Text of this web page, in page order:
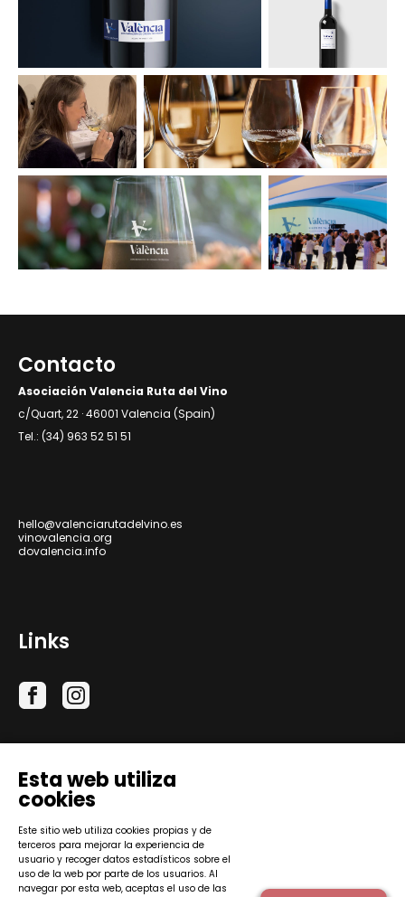
Esta web utiliza
cookies
Este sitio web utiliza cookies propias y de
terceros para mejorar la experiencia de
usuario y recoger datos estadísticos sobre el
uso de la web por parte de los usuarios. Al
navegar por esta web, aceptas el uso de las
Contacto
Asociación Valencia Ruta del Vino
c/Quart, 22 · 46001 Valencia (Spain)
Tel.: (34) 963 52 51 51
hello@valenciarutadelvino.es
vinovalencia.org
dovalencia.info
Links
Consejo Regulador de la Denominación de Origen
Protegida Valencia © 2026.